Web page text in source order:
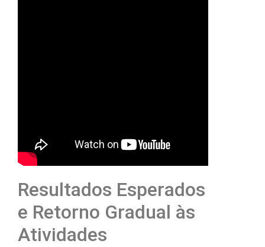
Resultados Esperados
e Retorno Gradual às
Atividades